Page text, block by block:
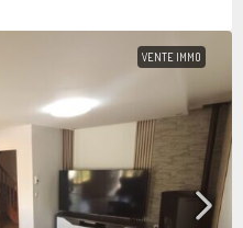
VENTE IMMO